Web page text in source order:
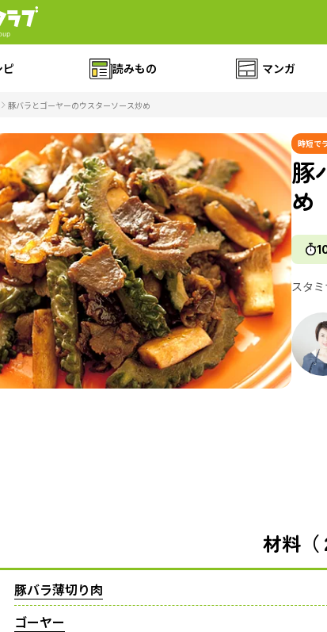
ピ 読みもの マンガ
豚バラとゴーヤーのウスターソース炒め
時短で
豚
め
スタ
材料（
豚バラ薄切り肉
ゴーヤー